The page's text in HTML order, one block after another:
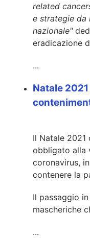
related
e strategie da
nazionale"
eradicazione
...
Natale
Il Natale 2021
obbligato alla
coronavirus,
contenere la
Il passaggio
mascheriche
...